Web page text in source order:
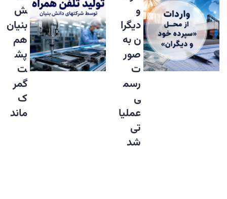
و
دیگرا
ن به
صور
ت
رسم
ی
عملیا
تی
شد
ش
بنیان
هم
پش
ت
گمر
ک
ماند